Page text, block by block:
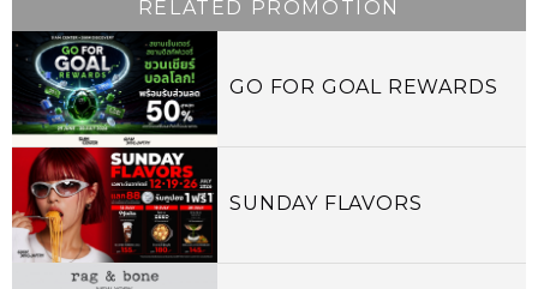
RELATED PROMOTION
GO FOR GOAL REWARDS
SUNDAY FLAVORS